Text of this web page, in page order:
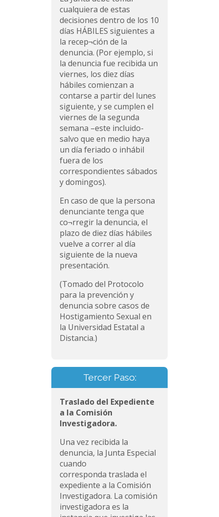
cualquiera de estas
decisiones dentro de los 10
días HÁBILES siguientes a
la recep¬ción de la
denuncia. (Por ejemplo, si
la denuncia fue recibida un
viernes, los diez días
hábiles comienzan a
contarse a partir del lunes
siguiente, y se cumplen el
viernes de la segunda
semana –este incluido-
salvo que en medio haya
un día feriado o inhábil
fuera de los
correspondientes sábados
y domingos).
En caso de que la persona
denunciante tenga que
co¬rregir la denuncia, el
plazo de diez días hábiles
vuelve a correr al día
siguiente de la nueva
presentación.
(Tomado del Protocolo
para la prevención y
denuncia sobre casos de
Hostigamiento Sexual en
la Universidad Estatal a
Distancia.)
Tercer Paso:
Traslado del Expediente
a la Comisión
Investigadora.
Una vez recibida la
denuncia, la Junta Especial
cuando
corresponda traslada el
expediente a la Comisión
Investigadora. La comisión
investigadora es la